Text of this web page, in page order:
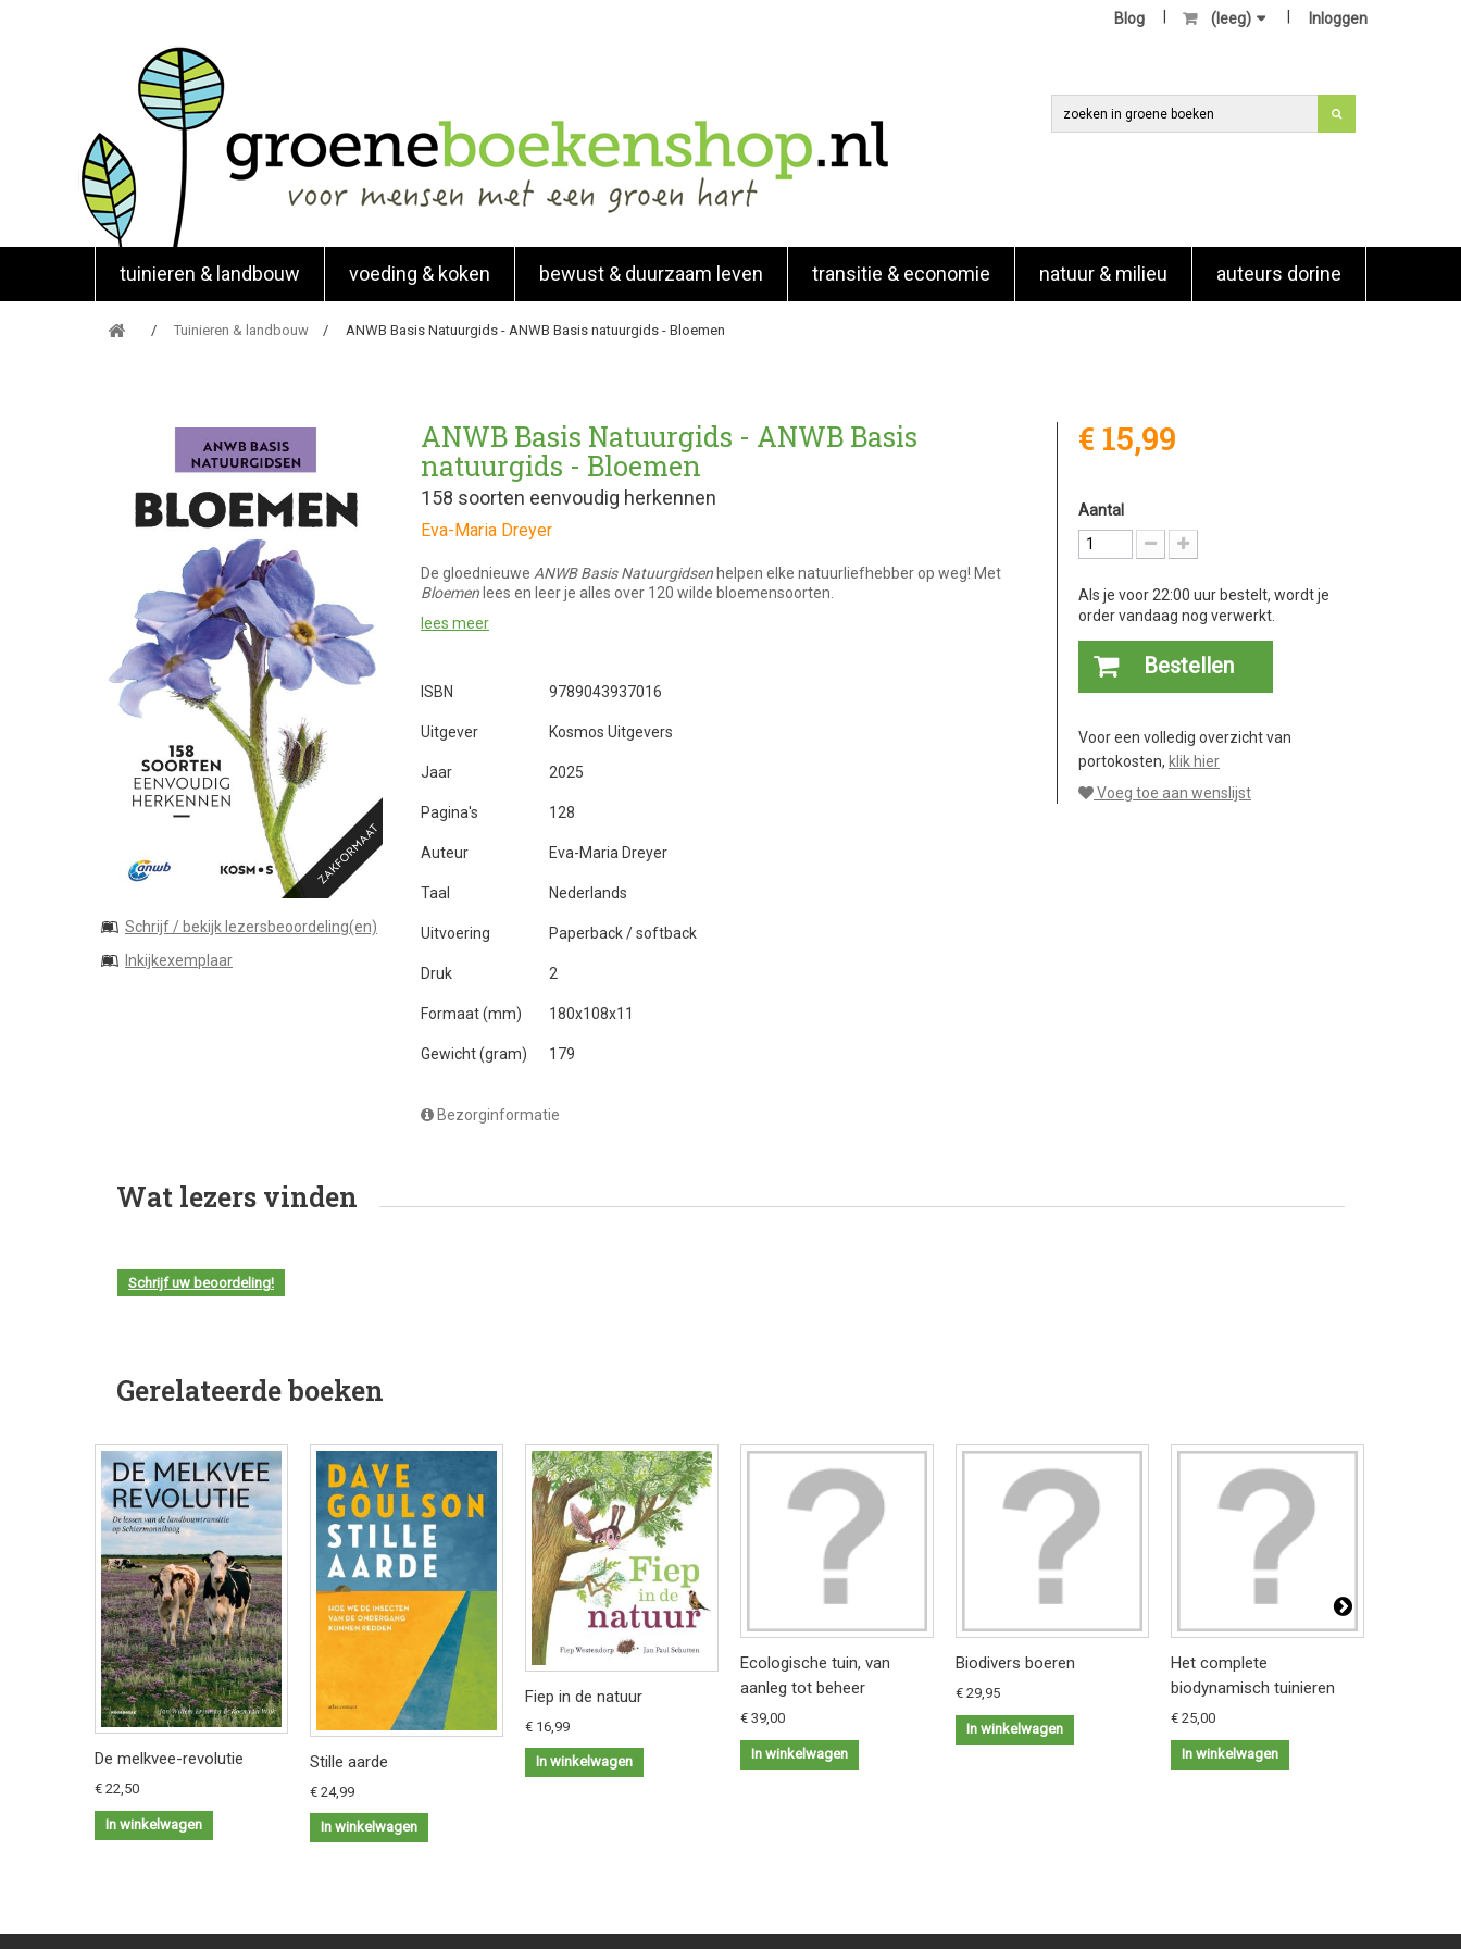
Inloggen
(leeg)
Blog
tuinieren & landbouw voeding & koken bewust & duurzaam leven transitie & economie natuur & milieu auteurs dorine
Tuinieren & landbouw ANWB Basis Natuurgids - ANWB Basis natuurgids - Bloemen
Schrijf / bekijk lezersbeoordeling(en)
Inkijkexemplaar
ANWB Basis Natuurgids - ANWB Basis
natuurgids - Bloemen
158 soorten eenvoudig herkennen
Eva-Maria Dreyer
De gloednieuwe ANWB Basis Natuurgidsenhelpen elke natuurliefhebber op weg! Met
Bloemenlees en leer je alles over 120 wilde bloemensoorten.
lees meer
ISBN 9789043937016
Uitgever Kosmos Uitgevers
Jaar 2025
Pagina's 128
Auteur Eva-Maria Dreyer
Taal Nederlands
Uitvoering Paperback / softback
Druk 2
Formaat (mm) 180x108x11
Gewicht (gram) 179
Bezorginformatie
€ 15,99
Aantal
Als je voor 22:00 uur bestelt, wordt je
order vandaag nog verwerkt.
Bestellen
Voor een volledig overzicht van
portokosten, klik hier
Voeg toe aan wenslijst
Wat lezers vinden
Schrijf uw beoordeling!
Gerelateerde boeken
De melkvee-revolutie
€ 22,50
In winkelwagen
Stille aarde
€ 24,99
In winkelwagen
Fiep in de natuur
€ 16,99
In winkelwagen
Ecologische tuin, van
aanleg tot beheer
€ 39,00
In winkelwagen
Biodivers boeren
€ 29,95
In winkelwagen
Het complete
biodynamisch tuinieren
€ 25,00
In winkelwagen